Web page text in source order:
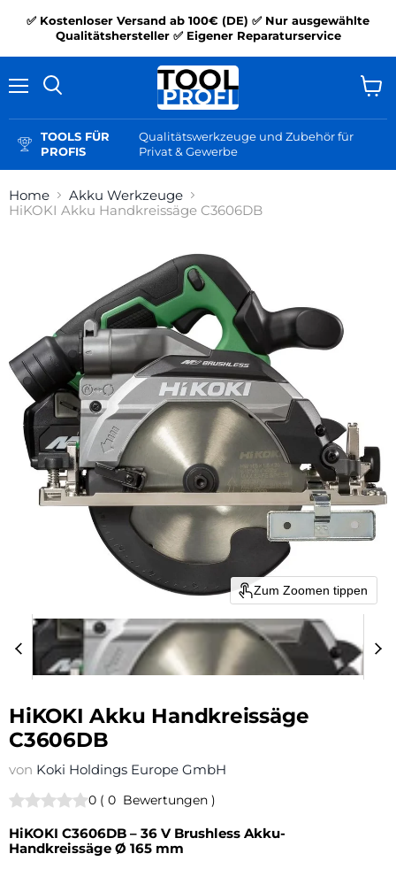
✅ Kostenloser Versand ab 100€ (DE) ✅ Nur ausgewählte
Qualitätshersteller ✅ Eigener Reparaturservice
TOOLS FÜR
PROFIS
Qualitätswerkzeuge und Zubehör für
Privat & Gewerbe
Home
Akku Werkzeuge
HiKOKI Akku Handkreissäge C3606DB
Zum Zoomen tippen
HiKOKI Akku Handkreissäge
C3606DB
von Koki Holdings Europe GmbH
0 ( 0 Bewertungen )
HiKOKI C3606DB – 36 V Brushless Akku-
Handkreissäge Ø 165 mm